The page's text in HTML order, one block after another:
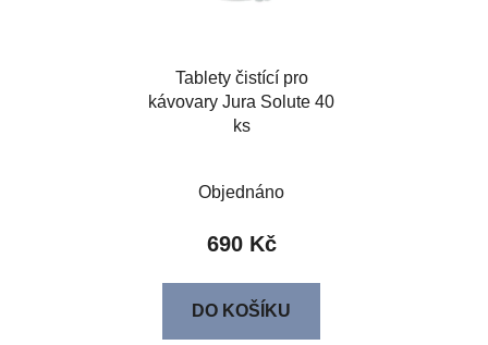
Tablety čistící pro
kávovary Jura Solute 40
ks
Objednáno
690 Kč
DO KOŠÍKU